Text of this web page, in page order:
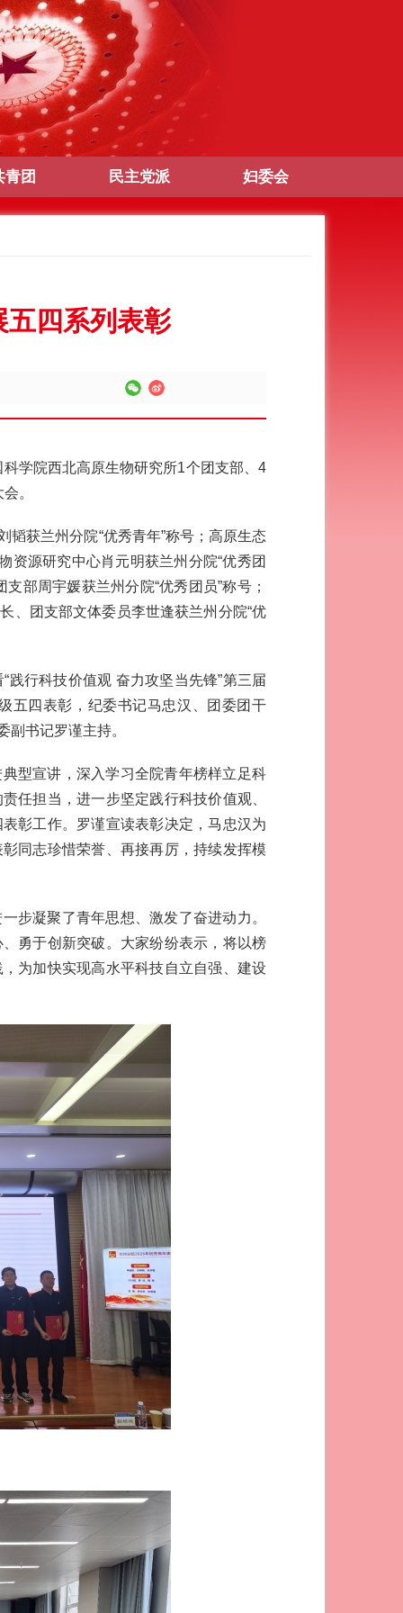
青团 民主党派 妇委会
四系列表彰
学院西北高原生物研究所1个团支部、4
。
获兰州分院“优秀青年”称号；高原生态
资源研究中心肖元明获兰州分院“优秀团
部周宇媛获兰州分院“优秀团员”称号；
、团支部文体委员李世逢获兰州分院“优
行科技价值观 奋力攻坚当先锋”第三届
五四表彰，纪委书记马忠汉、团委团干
书记罗谨主持。
型宣讲，深入学习全院青年榜样立足科
任担当，进一步坚定践行科技价值观、
彰工作。罗谨宣读表彰决定，马忠汉为
同志珍惜荣誉、再接再厉，持续发挥模
步凝聚了青年思想、激发了奋进动力。
勇于创新突破。大家纷纷表示，将以榜
为加快实现高水平科技自立自强、建设